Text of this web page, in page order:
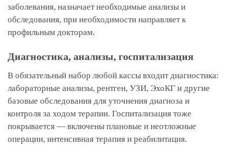
заболевания, назначает необходимые анализы и
обследования, при необходимости направляет к
профильным докторам.
Диагностика, анализы, госпитализация
В обязательный набор любой кассы входит диагностика:
лабораторные анализы, рентген, УЗИ, ЭхоКГ и другие
базовые обследования для уточнения диагноза и
контроля за ходом терапии. Госпитализация тоже
покрывается — включены плановые и неотложные
операции, интенсивная терапия и реабилитация.